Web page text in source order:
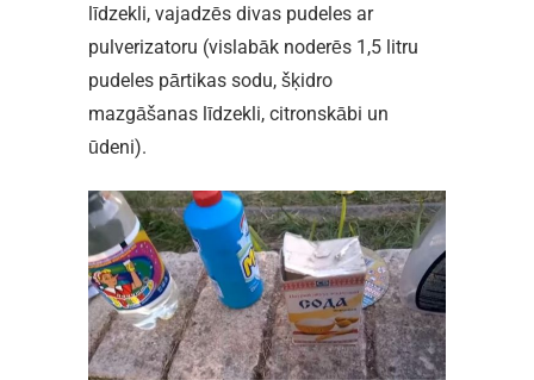
līdzekli, vajadzēs divas pudeles ar
pulverizatoru (vislabāk noderēs 1,5 litru
pudeles pārtikas sodu, šķidro
mazgāšanas līdzekli, citronskābi un
ūdeni).